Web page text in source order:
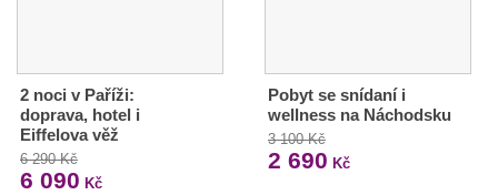
2 noci v Paříži:
doprava, hotel i
Eiffelova věž
6 290 Kč
6 090 Kč
Pobyt se snídaní i
wellness na Náchodsku
3 100 Kč
2 690 Kč